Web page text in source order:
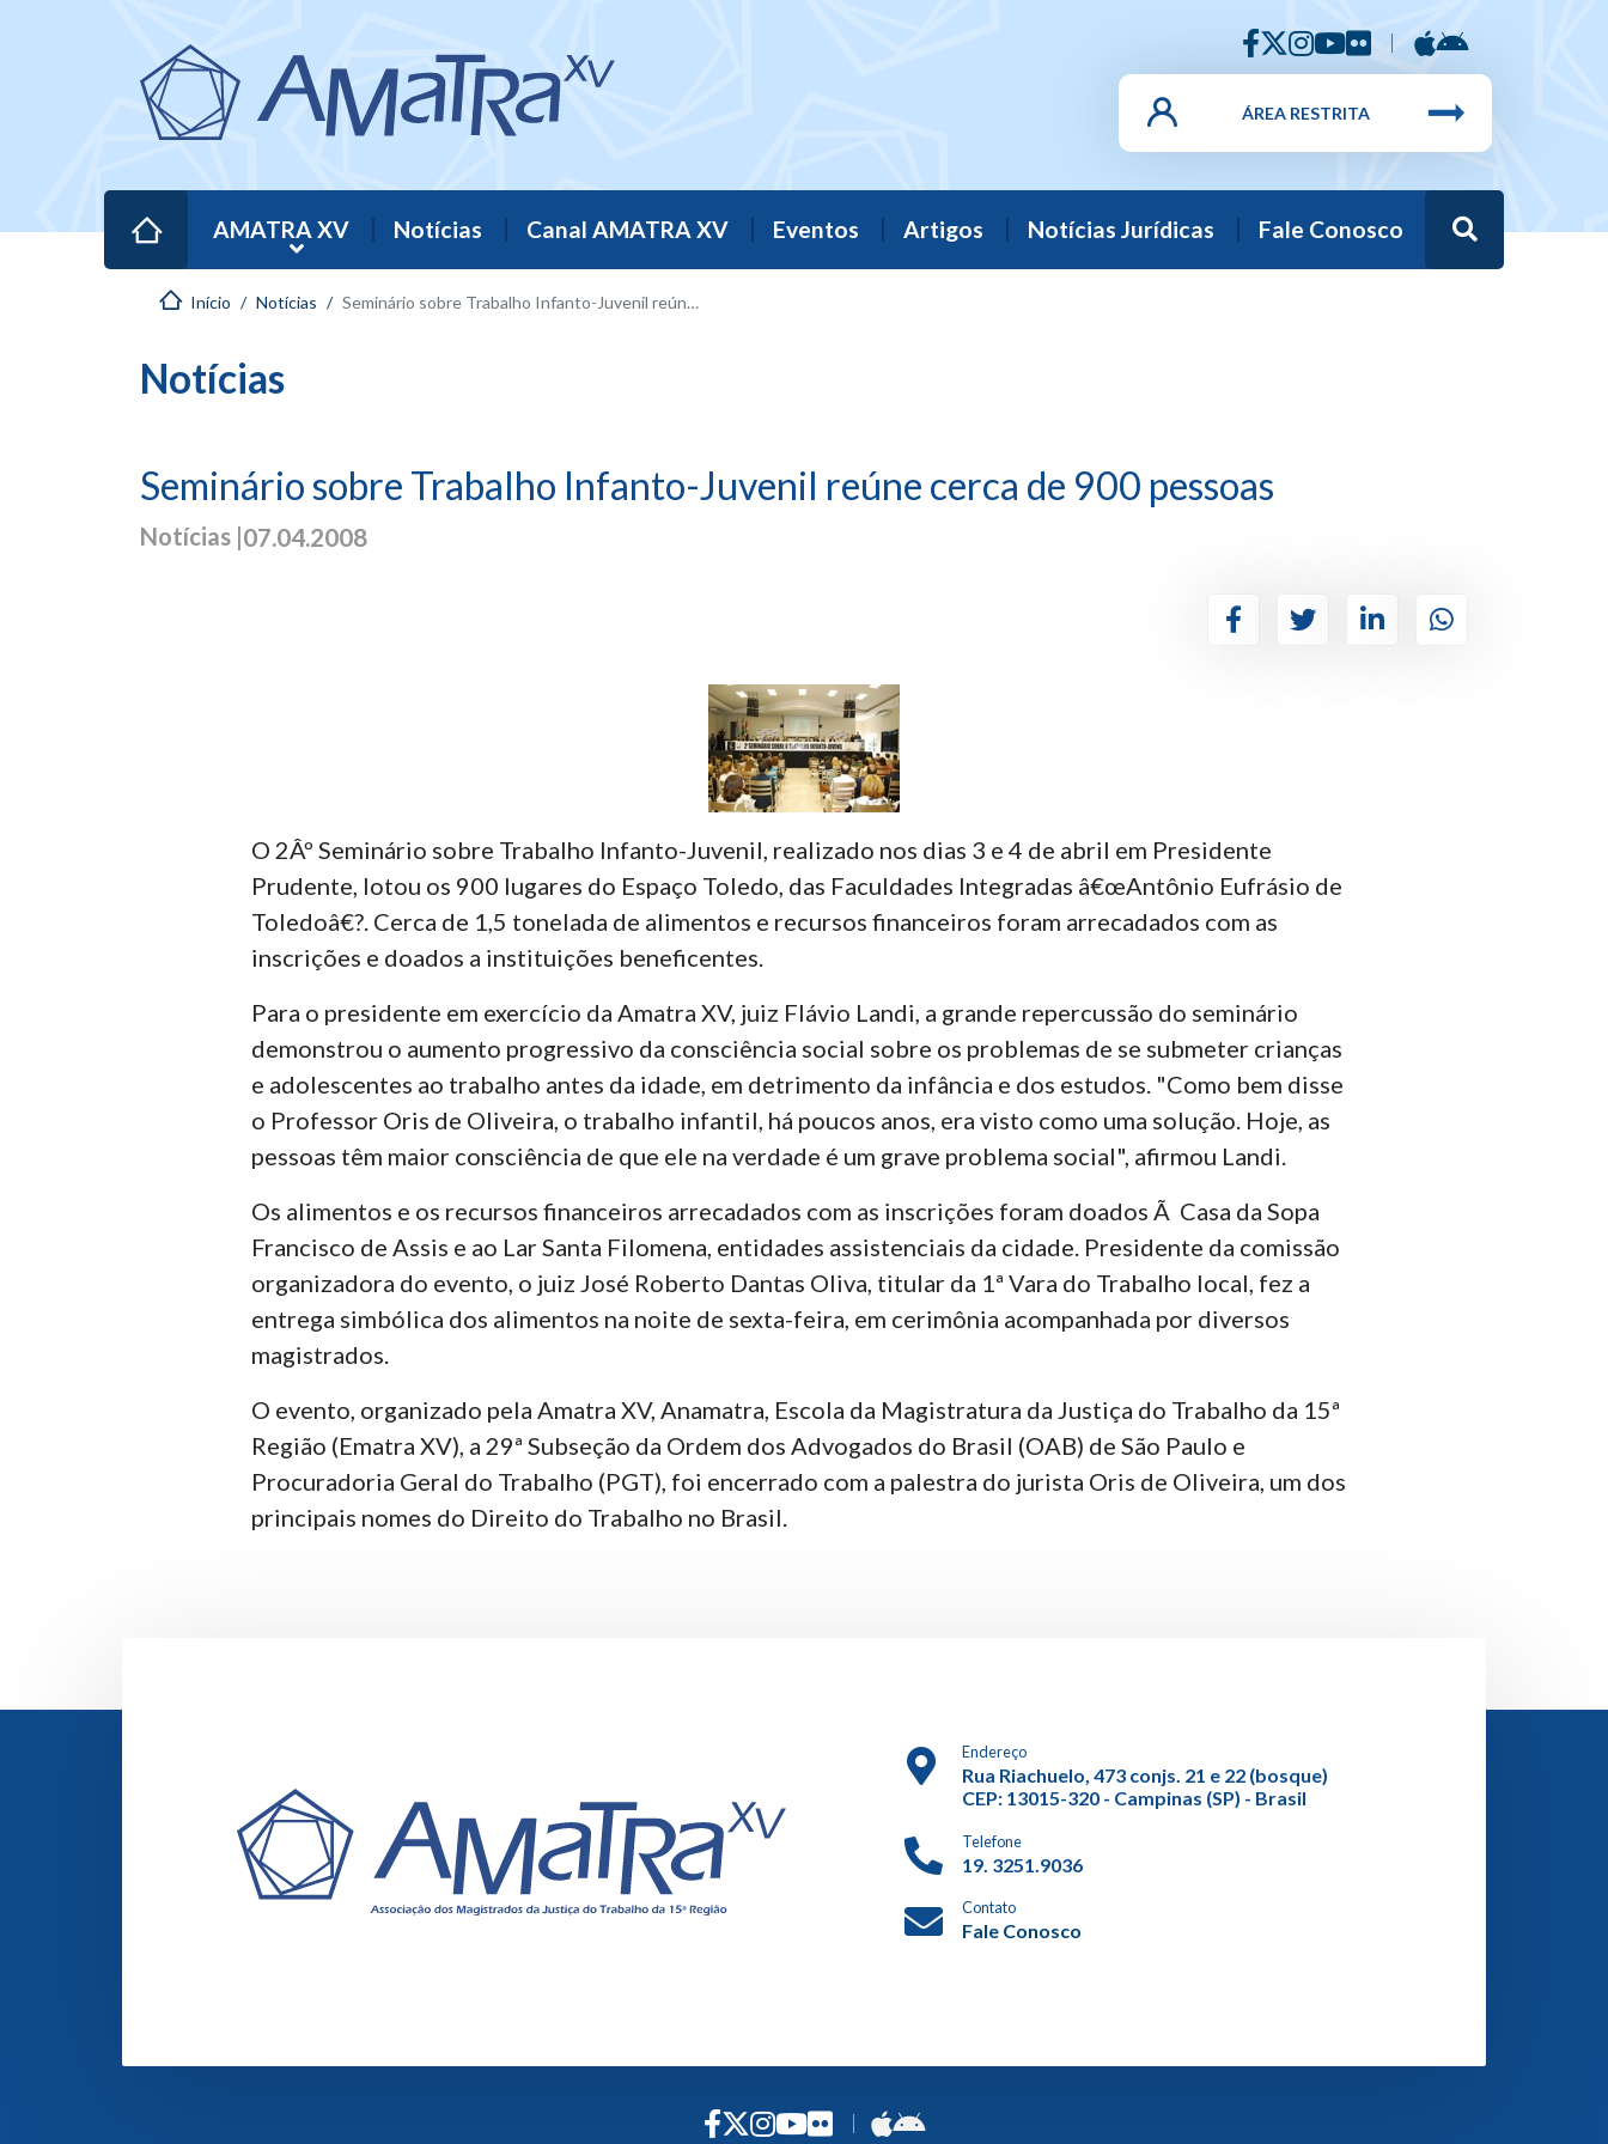
ÁREA RESTRITA
AMATRA XV Notícias Canal AMATRA XV Eventos Artigos Notícias Jurídicas Fale Conosco
Notícias
Início Notícias Seminário sobre Trabalho Infanto-Juvenil reúne cerca de 900 pessoas
Seminário sobre Trabalho Infanto-Juvenil reúne cerca de 900 pessoas
Notícias |07.04.2008
O 2Âº Seminário sobre Trabalho Infanto-Juvenil, realizado nos dias 3 e 4 de abril em Presidente
Prudente, lotou os 900 lugares do Espaço Toledo, das Faculdades Integradas â€œAntônio Eufrásio de
Toledoâ€?. Cerca de 1,5 tonelada de alimentos e recursos financeiros foram arrecadados com as
inscrições e doados a instituições beneficentes.
Para o presidente em exercício da Amatra XV, juiz Flávio Landi, a grande repercussão do seminário
demonstrou o aumento progressivo da consciência social sobre os problemas de se submeter crianças
e adolescentes ao trabalho antes da idade, em detrimento da infância e dos estudos. "Como bem disse
o Professor Oris de Oliveira, o trabalho infantil, há poucos anos, era visto como uma solução. Hoje, as
pessoas têm maior consciência de que ele na verdade é um grave problema social", afirmou Landi.
Os alimentos e os recursos financeiros arrecadados com as inscrições foram doados Ã Casa da Sopa
Francisco de Assis e ao Lar Santa Filomena, entidades assistenciais da cidade. Presidente da comissão
organizadora do evento, o juiz José Roberto Dantas Oliva, titular da 1ª Vara do Trabalho local, fez a
entrega simbólica dos alimentos na noite de sexta-feira, em cerimônia acompanhada por diversos
magistrados.
O evento, organizado pela Amatra XV, Anamatra, Escola da Magistratura da Justiça do Trabalho da 15ª
Região (Ematra XV), a 29ª Subseção da Ordem dos Advogados do Brasil (OAB) de São Paulo e
Procuradoria Geral do Trabalho (PGT), foi encerrado com a palestra do jurista Oris de Oliveira, um dos
principais nomes do Direito do Trabalho no Brasil.
Endereço
Rua Riachuelo, 473 conjs. 21 e 22 (bosque)
CEP: 13015-320 - Campinas (SP) - Brasil
Telefone
19. 3251.9036
Contato
Fale Conosco